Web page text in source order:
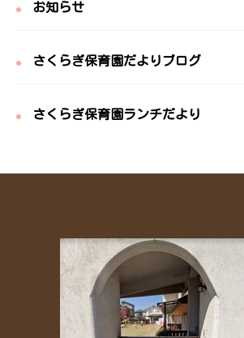
お知らせ
さくらぎ保育園だよりブログ
さくらぎ保育園ランチだより